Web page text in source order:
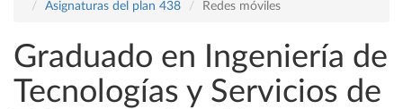
Asignaturas del plan 438
Redes móviles
Graduado en Ingeniería de
Tecnologías y Servicios de